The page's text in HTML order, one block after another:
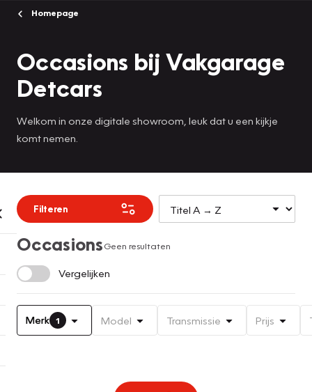
Homepage
Occasions bij Vakgarage
Detcars
Welkom in onze digitale showroom, leuk dat u een kijkje
komt nemen.
Filteren
OccasionsGeen resultaten
Vergelijken
Merk 1 Model Transmissie Prijs